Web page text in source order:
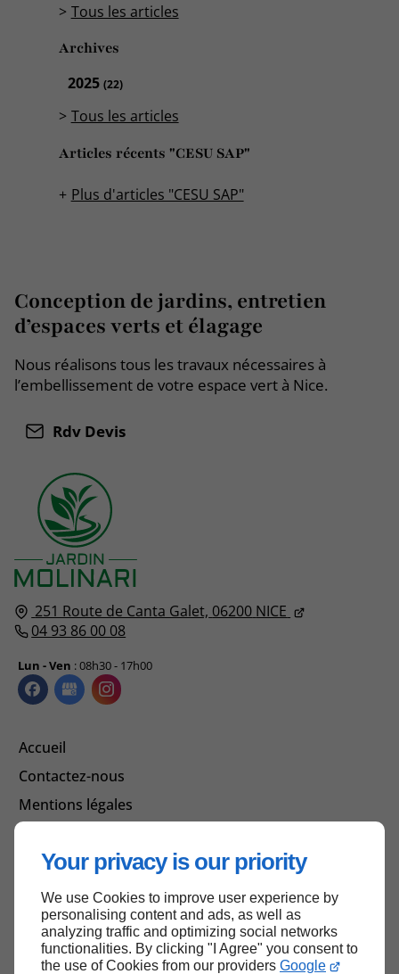
Your privacy is our priority
We use Cookies to improve user experience by
personalising content and ads, as well as
analyzing traffic and optimizing social networks
functionalities. By clicking "I Agree" you consent to
the use of Cookies from our providers Google
Tous les articles
Archives
2025 (22)
Tous les articles
Articles récents "CESU SAP"
Plus d'articles "CESU SAP"
251 Route de Canta Galet, 06200 NICE
04 93 86 00 08
Lun - Ven : 08h30 - 17h00
Accueil
Contactez-nous
Mentions légales
Conception de jardins, entretien
d’espaces verts et élagage
Nous réalisons tous les travaux nécessaires à
l’embellissement de votre espace vert à Nice.
Rdv Devis
Haut de page